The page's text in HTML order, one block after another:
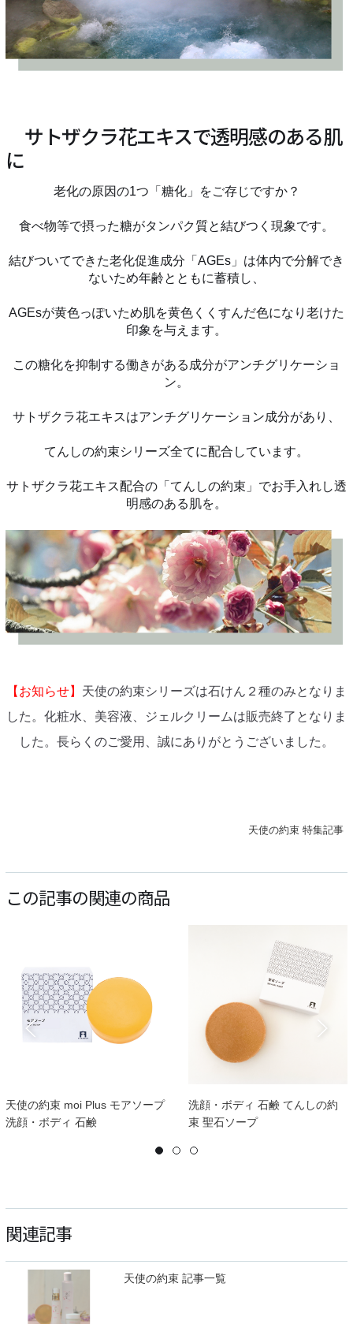
サトザクラ花エキスで透明感のある肌
に
老化の原因の1つ「糖化」をご存じですか？
食べ物等で摂った糖がタンパク質と結びつく現象です。
結びついてできた老化促進成分「AGEs」は体内で分解でき
ないため年齢とともに蓄積し、
AGEsが黄色っぽいため肌を黄色くくすんだ色になり老けた
印象を与えます。
この糖化を抑制する働きがある成分がアンチグリケーショ
ン。
サトザクラ花エキスはアンチグリケーション成分があり、
てんしの約束シリーズ全てに配合しています。
サトザクラ花エキス配合の「てんしの約束」でお手入れし透
明感のある肌を。
【お知らせ】 天使の約束シリーズは石けん２種のみとなりま
した。化粧水、美容液、ジェルクリームは販売終了となりま
した。長らくのご愛用、誠にありがとうございました。
天使の約束 特集記事
この記事の関連の商品
天使の約束 moi Plus モアソープ
洗顔・ボディ 石鹸
洗顔・ボディ 石鹸 てんしの約
束 聖石ソープ
関連記事
天使の約束 記事一覧